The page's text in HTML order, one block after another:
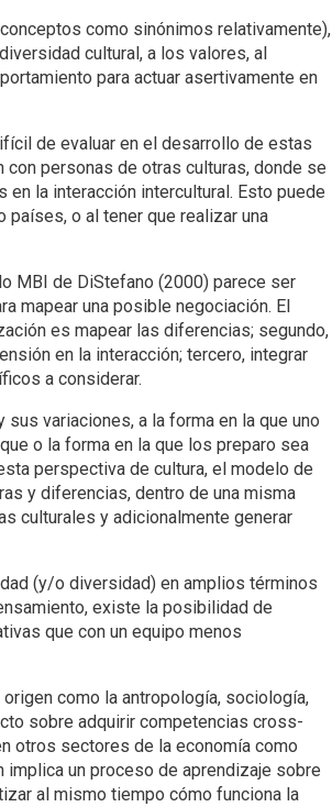
como sinónimos relativamente),
cultural, a los valores, al
para actuar asertivamente en
de evaluar en el desarrollo de estas
personas de otras culturas, donde se
la interacción intercultural. Esto puede
o al tener que realizar una
MBI de DiStefano (2000) parece ser
mapear una posible negociación. El
es mapear las diferencias; segundo,
en la interacción; tercero, integrar
a considerar.
variaciones, a la forma en la que uno
o la forma en la que los preparo sea
perspectiva de cultura, el modelo de
y diferencias, dentro de una misma
culturales y adicionalmente generar
(y/o diversidad) en amplios términos
existe la posibilidad de
que con un equipo menos
como la antropología, sociología,
sobre adquirir competencias cross-
otros sectores de la economía como
implica un proceso de aprendizaje sobre
al mismo tiempo cómo funciona la